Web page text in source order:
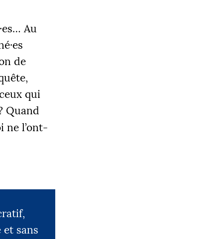
·es… Au
·es
de
qui
Quand
ne l’ont-
sans
000 €
|
3
€